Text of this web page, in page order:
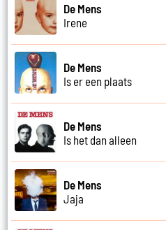
De Mens
Irene
De Mens
Is er een plaats
De Mens
Is het dan alleen
De Mens
Jaja